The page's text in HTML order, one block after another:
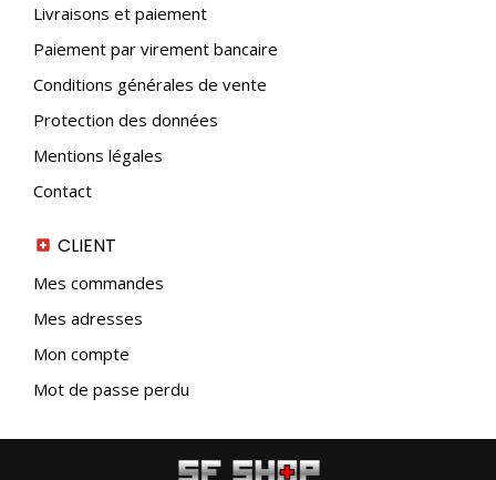
Livraisons et paiement
Paiement par virement bancaire
Conditions générales de vente
Protection des données
Mentions légales
Contact
CLIENT
Mes commandes
Mes adresses
Mon compte
Mot de passe perdu